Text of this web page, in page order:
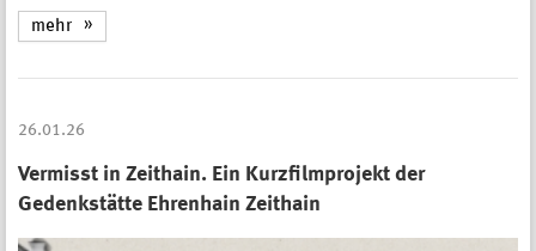
mehr
26.01.26
Vermisst in Zeithain. Ein Kurzfilmprojekt der
Gedenkstätte Ehrenhain Zeithain